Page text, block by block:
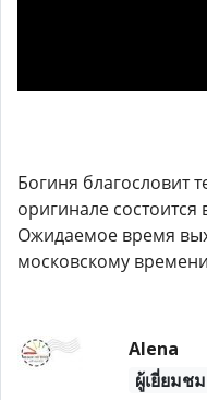
Богиня благословит
оригинале
Ожидаемое время
московскому
Alena
ผู้เยี่ยมชม